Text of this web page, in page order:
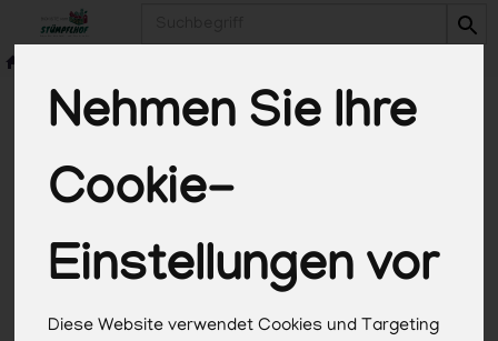
Nehmen Sie Ihre
Cookie-
Einstellungen vor
Diese Website verwendet Cookies und Targeting
*Alle Preise in Euro (€) inkl. gesetzlicher
optionaler Servicegebühren. Weitere Informationen
finden Siehier.